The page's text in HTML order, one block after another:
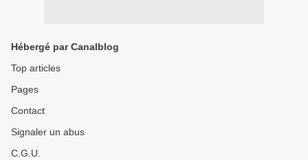
Hébergé par Canalblog
Top articles
Pages
Contact
Signaler un abus
C.G.U.